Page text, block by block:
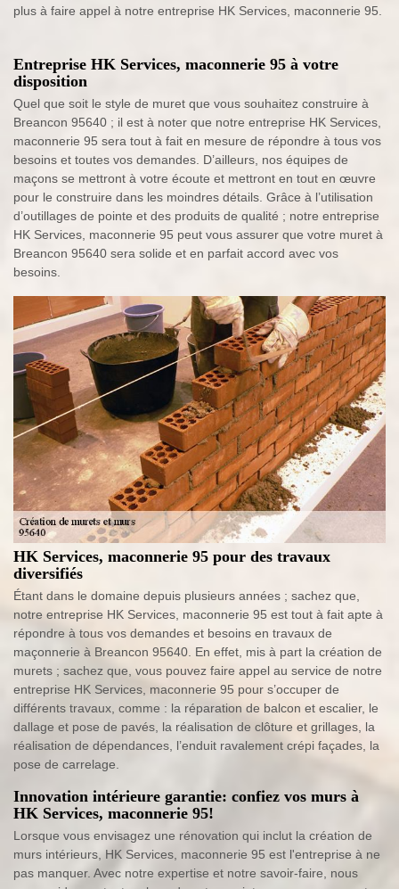
plus à faire appel à notre entreprise HK Services, maconnerie 95.
Entreprise HK Services, maconnerie 95 à votre
disposition
Quel que soit le style de muret que vous souhaitez construire à
Breancon 95640 ; il est à noter que notre entreprise HK Services,
maconnerie 95 sera tout à fait en mesure de répondre à tous vos
besoins et toutes vos demandes. D’ailleurs, nos équipes de
maçons se mettront à votre écoute et mettront en tout en œuvre
pour le construire dans les moindres détails. Grâce à l’utilisation
d’outillages de pointe et des produits de qualité ; notre entreprise
HK Services, maconnerie 95 peut vous assurer que votre muret à
Breancon 95640 sera solide et en parfait accord avec vos
besoins.
HK Services, maconnerie 95 pour des travaux
diversifiés
Étant dans le domaine depuis plusieurs années ; sachez que,
notre entreprise HK Services, maconnerie 95 est tout à fait apte à
répondre à tous vos demandes et besoins en travaux de
maçonnerie à Breancon 95640. En effet, mis à part la création de
murets ; sachez que, vous pouvez faire appel au service de notre
entreprise HK Services, maconnerie 95 pour s’occuper de
différents travaux, comme : la réparation de balcon et escalier, le
dallage et pose de pavés, la réalisation de clôture et grillages, la
réalisation de dépendances, l’enduit ravalement crépi façades, la
pose de carrelage.
Innovation intérieure garantie: confiez vos murs à
HK Services, maconnerie 95!
Lorsque vous envisagez une rénovation qui inclut la création de
murs intérieurs, HK Services, maconnerie 95 est l'entreprise à ne
pas manquer. Avec notre expertise et notre savoir-faire, nous